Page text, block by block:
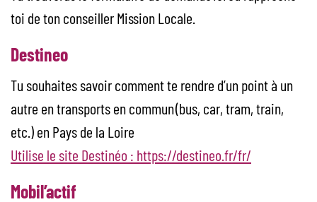
toi de ton conseiller Mission Locale.
Destineo
Tu souhaites savoir comment te rendre d’un point à un
autre en transports en commun (bus, car, tram, train,
etc.) en Pays de la Loire
Utilise le site Destinéo : https://destineo.fr/fr/
Mobil’actif